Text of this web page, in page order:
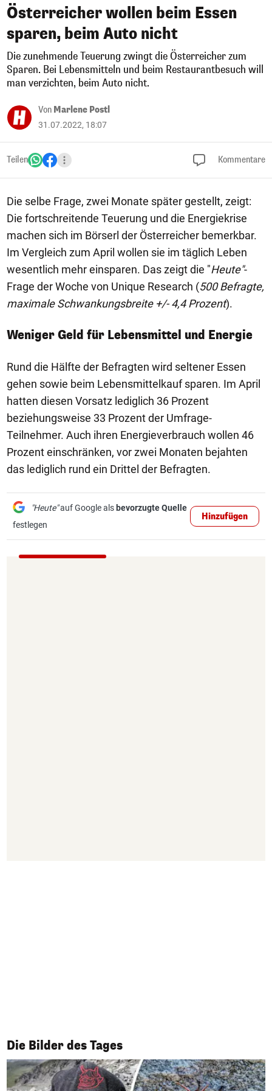
Österreicher wollen beim Essen
sparen, beim Auto nicht
Die zunehmende Teuerung zwingt die Österreicher zum
Sparen. Bei Lebensmitteln und beim Restaurantbesuch will
man verzichten, beim Auto nicht.
Von Marlene Postl
31.07.2022, 18:07
Teilen Kommentare
Die selbe Frage, zwei Monate später gestellt, zeigt:
Die fortschreitende Teuerung und die Energiekrise
machen sich im Börserl der Österreicher bemerkbar.
Im Vergleich zum April wollen sie im täglich Leben
wesentlich mehr einsparen. Das zeigt die "Heute"-
Frage der Woche von Unique Research (500 Befragte,
maximale Schwankungsbreite +/- 4,4 Prozent).
Weniger Geld für Lebensmittel und Energie
Rund die Hälfte der Befragten wird seltener Essen
gehen sowie beim Lebensmittelkauf sparen. Im April
hatten diesen Vorsatz lediglich 36 Prozent
beziehungsweise 33 Prozent der Umfrage-
Teilnehmer. Auch ihren Energieverbrauch wollen 46
Prozent einschränken, vor zwei Monaten bejahten
das lediglich rund ein Drittel der Befragten.
"Heute"auf Google als bevorzugte Quelle
festlegen
Hinzufügen
Die Bilder des Tages
1/50